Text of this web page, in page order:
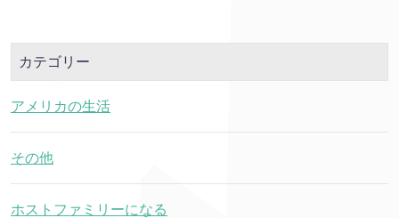
カテゴリー
アメリカの生活
その他
ホストファミリーになる